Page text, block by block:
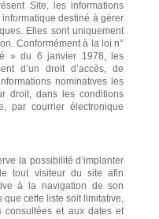
Site, les informations
informatique destiné à gérer
Elles sont uniquement
Conformément à la loi n°
» du 6 janvier 1978, les
d’un droit d’accès, de
nominatives les
droit, dans les conditions
par courrier électronique
la possibilité d’implanter
tout visiteur du site afin
à la navigation de son
que cette liste soit limitative,
consultées et aux dates et